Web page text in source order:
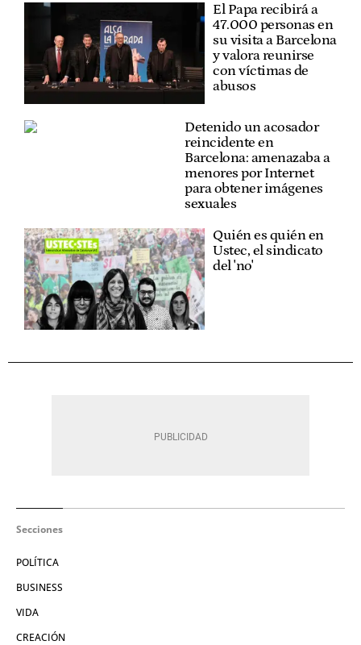
El Papa recibirá a
47.000 personas en
su visita a Barcelona
y valora reunirse
con víctimas de
abusos
Detenido un acosador
reincidente en
Barcelona: amenazaba a
menores por Internet
para obtener imágenes
sexuales
Quién es quién en
Ustec, el sindicato
del 'no'
Secciones
POLÍTICA
BUSINESS
VIDA
CREACIÓN